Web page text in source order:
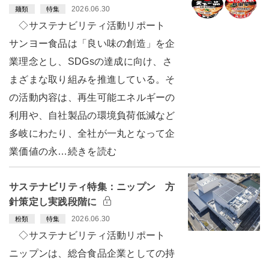
麺類 特集 2026.06.30
◇サステナビリティ活動リポート
サンヨー食品は「良い味の創造」を企
業理念とし、SDGsの達成に向け、さ
まざまな取り組みを推進している。そ
の活動内容は、再生可能エネルギーの
利用や、自社製品の環境負荷低減など
多岐にわたり、全社が一丸となって企
業価値の永…続きを読む
サステナビリティ特集：ニップン 方
針策定し実践段階に
粉類 特集 2026.06.30
◇サステナビリティ活動リポート
ニップンは、総合食品企業としての持